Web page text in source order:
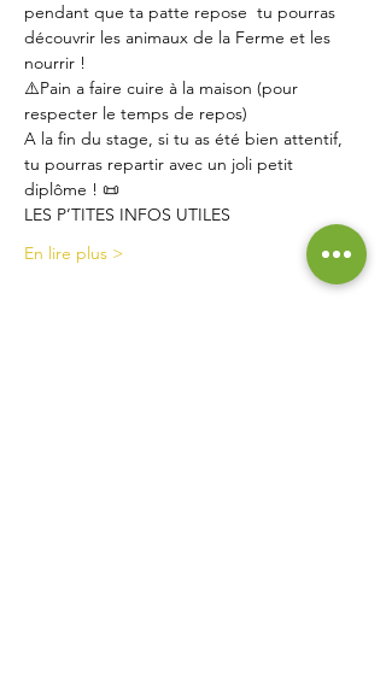
pendant que ta patte repose  tu pourras
découvrir les animaux de la Ferme et les
nourrir !
⚠️Pain a faire cuire à la maison (pour
respecter le temps de repos)
A la fin du stage, si tu as été bien attentif,
tu pourras repartir avec un joli petit
diplôme ! 📜
LES P’TITES INFOS UTILES
En lire plus >